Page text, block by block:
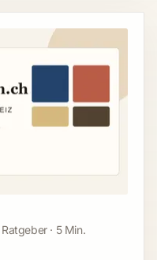
Ratgeber · 5 Min.